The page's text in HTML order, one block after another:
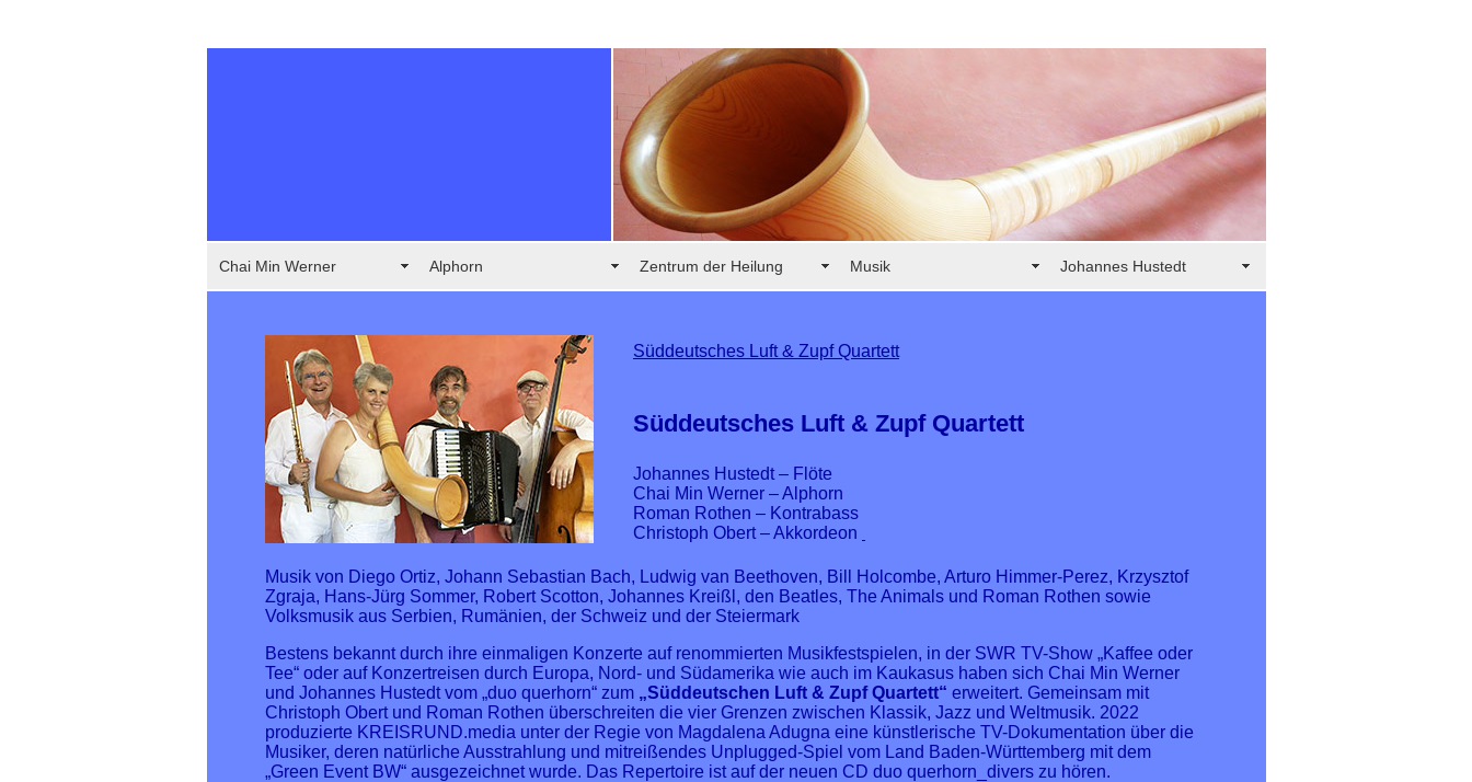
Chai Min Werner Alphorn Zentrum der Heilung Musik Johannes Hustedt
Süddeutsches Luft & Zupf Quartett
Süddeutsches Luft & Zupf Quartett
Johannes Hustedt– Flöte
Chai Min Werner – Alphorn
Roman Rothen – Kontrabass
Christoph Obert – Akkordeon
Musik von Diego Ortiz, Johann Sebastian Bach, Ludwig van Beethoven, Bill Holcombe, Arturo Himmer-Perez, Krzysztof
Zgraja, Hans-Jürg Sommer, Robert Scotton, Johannes Kreißl, den Beatles, The Animals und Roman Rothen sowie
Volksmusik aus Serbien, Rumänien, der Schweiz und der Steiermark
Bestens bekannt durch ihre einmaligen Konzerte auf renommierten Musikfestspielen, in der SWR TV-Show „Kaffee oder
Tee“ oder auf Konzertreisen durch Europa, Nord- und Südamerika wie auch im Kaukasus haben sich Chai Min Werner
und Johannes Hustedt vom „duo querhorn“ zum „Süddeutschen Luft & Zupf Quartett“ erweitert. Gemeinsam mit
Christoph Obert und Roman Rothen überschreiten die vier Grenzen zwischen Klassik, Jazz und Weltmusik. 2022
produzierte KREISRUND.media unter der Regie von Magdalena Adugna eine künstlerische TV-Dokumentation über die
Musiker, deren natürliche Ausstrahlung und mitreißendes Unplugged-Spiel vom Land Baden-Württemberg mit dem
„Green Event BW“ ausgezeichnet wurde. Das Repertoire ist auf der neuen CD duo querhorn_divers zu hören.